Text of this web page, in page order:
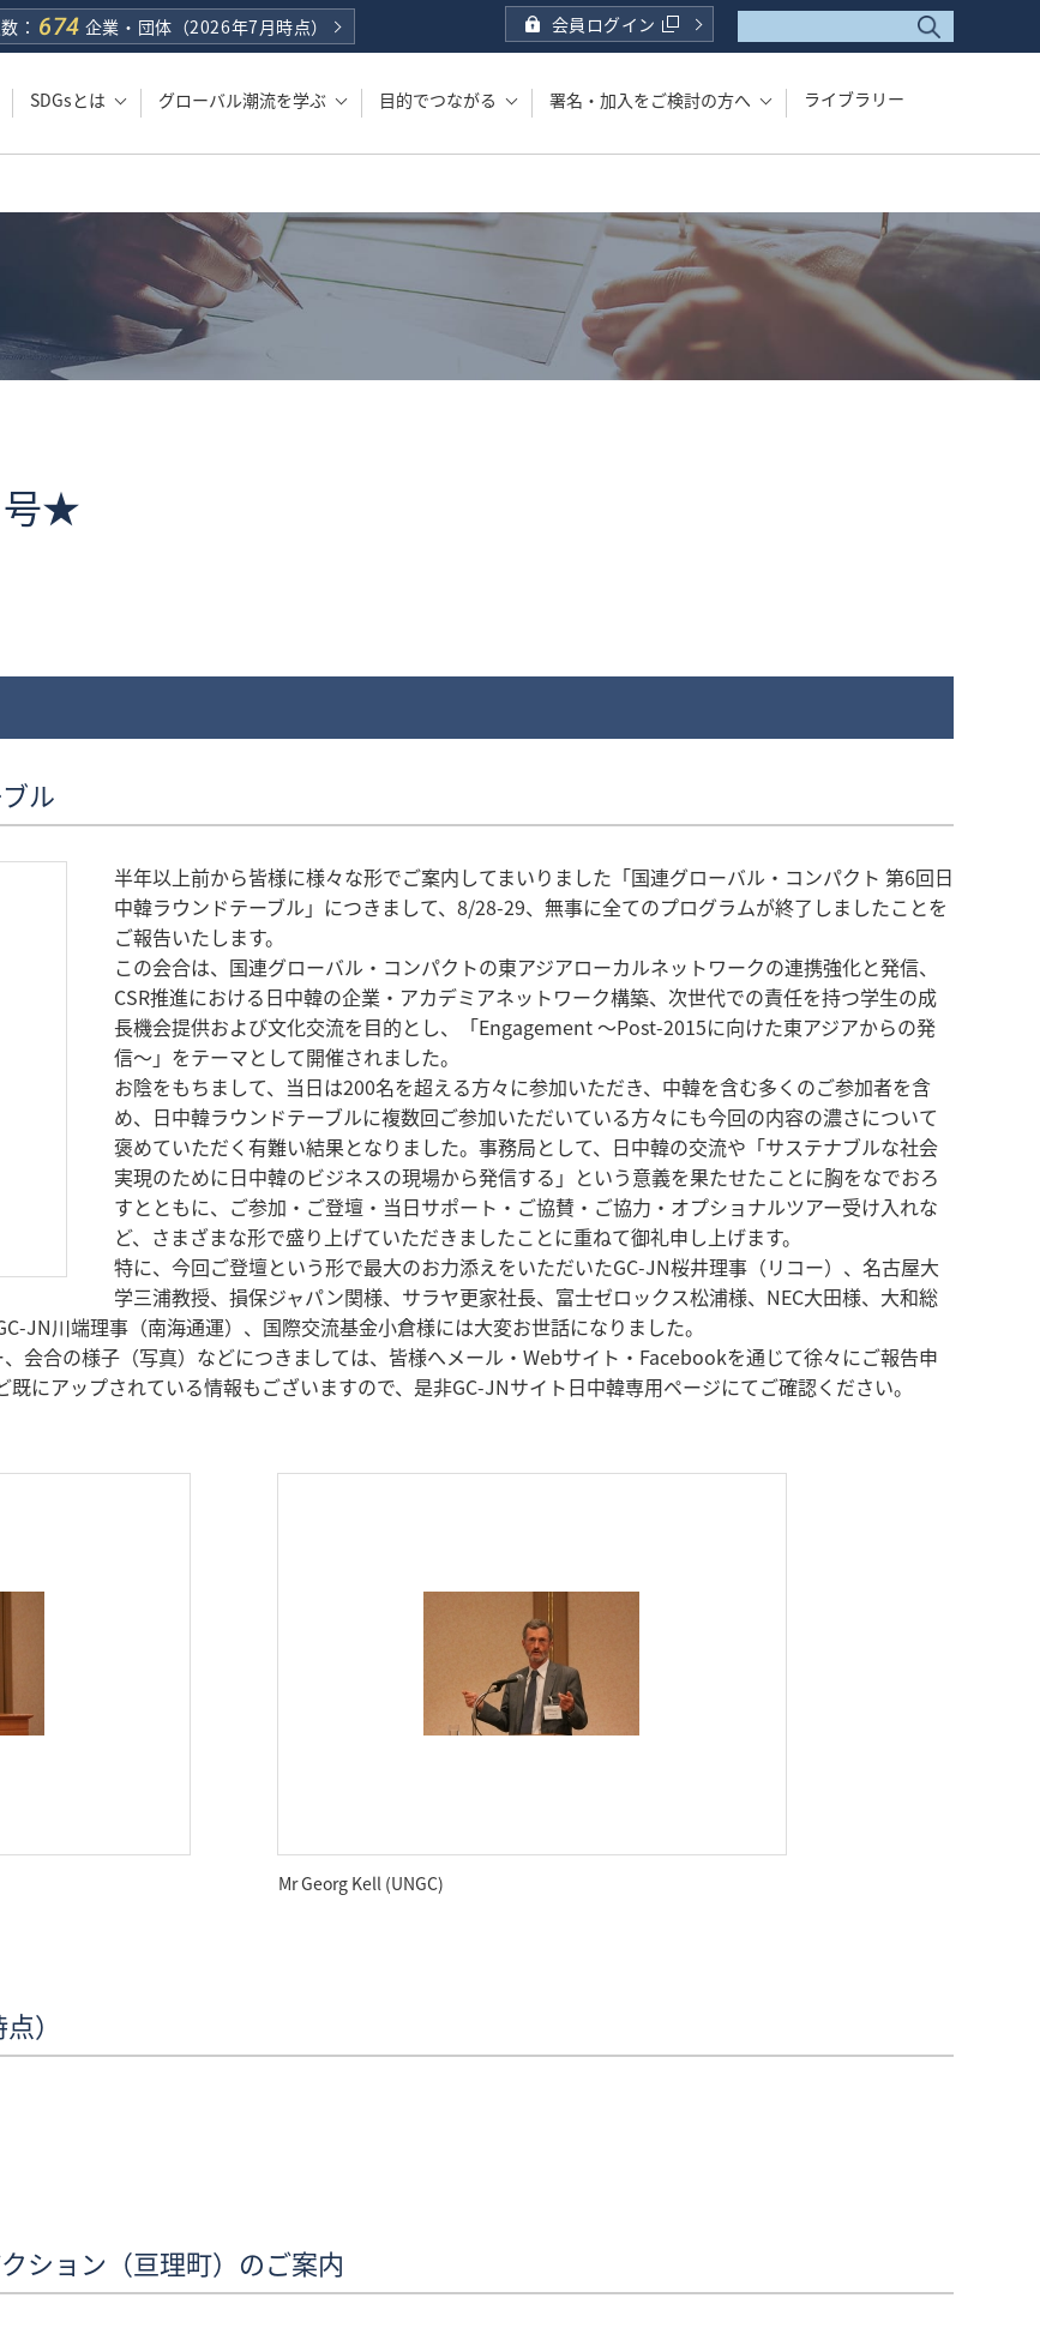
SDGsとは グローバル潮流を学ぶ 目的でつながる 署名・加入をご検討の方へ ライブラリー
： 674 企業・団体 （2026年7月時点） 会員ログイン
号★
ル
半年以上前から皆様に様々な形でご案内してまいりました「国連グローバル・コンパクト 第6回日
中韓ラウンドテーブル」につきまして、8/28-29、無事に全てのプログラムが終了しましたことを
ご報告いたします。
この会合は、国連グローバル・コンパクトの東アジアローカルネットワークの連携強化と発信、
CSR推進における日中韓の企業・アカデミアネットワーク構築、次世代での責任を持つ学生の成
長機会提供および文化交流を目的とし、「Engagement ～Post-2015に向けた東アジアからの発
信～」をテーマとして開催されました。
お陰をもちまして、当日は200名を超える方々に参加いただき、中韓を含む多くのご参加者を含
め、日中韓ラウンドテーブルに複数回ご参加いただいている方々にも今回の内容の濃さについて
褒めていただく有難い結果となりました。事務局として、日中韓の交流や「サステナブルな社会
実現のために日中韓のビジネスの現場から発信する」という意義を果たせたことに胸をなでおろ
すとともに、ご参加・ご登壇・当日サポート・ご協賛・ご協力・オプショナルツアー受け入れな
ど、さまざまな形で盛り上げていただきましたことに重ねて御礼申し上げます。
特に、今回ご登壇という形で最大のお力添えをいただいたGC-JN桜井理事（リコー）、名古屋大
学三浦教授、損保ジャパン関様、サラヤ更家社長、富士ゼロックス松浦様、NEC大田様、大和総
JN川端理事（南海通運）、国際交流基金小倉様には大変お世話になりました。
会合の様子（写真）などにつきましては、皆様へメール・Webサイト・Facebookを通じて徐々にご報告申
にアップされている情報もございますので、是非GC-JNサイト日中韓専用ページにてご確認ください。
Mr Georg Kell (UNGC)
）
ション（亘理町）のご案内